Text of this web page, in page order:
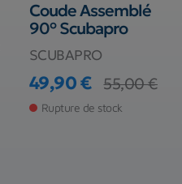
Coude Assemblé
90° Scubapro
SCUBAPRO
Prix
49,90 €
Prix de base
55,00 €
Rupture de stock